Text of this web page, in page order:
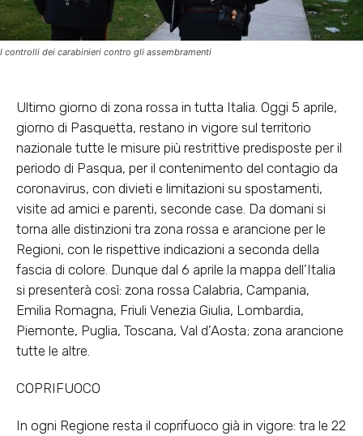
I controlli dei carabinieri contro gli assembramenti
Ultimo giorno di zona rossa in tutta Italia. Oggi 5 aprile,
giorno di Pasquetta, restano in vigore sul territorio
nazionale tutte le misure più restrittive predisposte per il
periodo di Pasqua, per il contenimento del contagio da
coronavirus, con divieti e limitazioni su spostamenti,
visite ad amici e parenti, seconde case. Da domani si
torna alle distinzioni tra zona rossa e arancione per le
Regioni, con le rispettive indicazioni a seconda della
fascia di colore. Dunque dal 6 aprile la mappa dell’Italia
si presenterà così: zona rossa Calabria, Campania,
Emilia Romagna, Friuli Venezia Giulia, Lombardia,
Piemonte, Puglia, Toscana, Val d’Aosta; zona arancione
tutte le altre.
COPRIFUOCO
In ogni Regione resta il coprifuoco già in vigore: tra le 22